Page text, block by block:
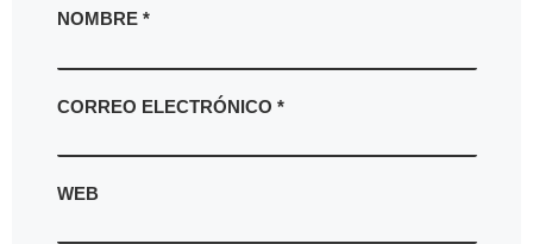
NOMBRE *
CORREO ELECTRÓNICO *
WEB